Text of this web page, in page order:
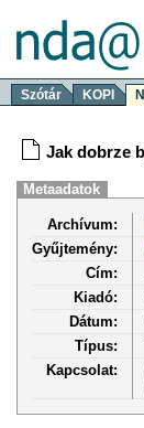
Szótár KOPI
Jak dobrze
Metaadatok
Archívum:
Gyűjtemény:
Cím:
Kiadó:
Dátum:
Típus:
Kapcsolat: